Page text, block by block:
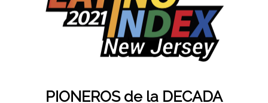
PIONEROS de la DECADA